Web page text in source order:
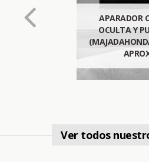
APARADOR
OCULTA Y
Ver todos